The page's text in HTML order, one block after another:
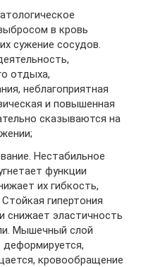
в кровь
сужение сосудов.
отдыха,
неблагоприятная
и повышенная
сказываются на
. Нестабильное
функции
их гибкость,
гипертония
снижает эластичность
Мышечный слой
деформируется,
кровообращение